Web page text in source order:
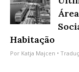
Habitação
Por Katja Majcen •